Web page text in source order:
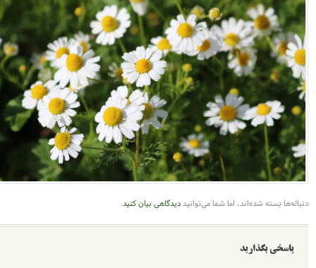
اما شما می‌توانیددیدگاهی بیان کنید.